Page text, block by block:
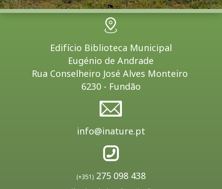
Edifício Biblioteca Municipal
Eugénio de Andrade
Rua Conselheiro José Alves Monteiro
6230 - Fundão
info@inature.pt
(+351) 275 098 438